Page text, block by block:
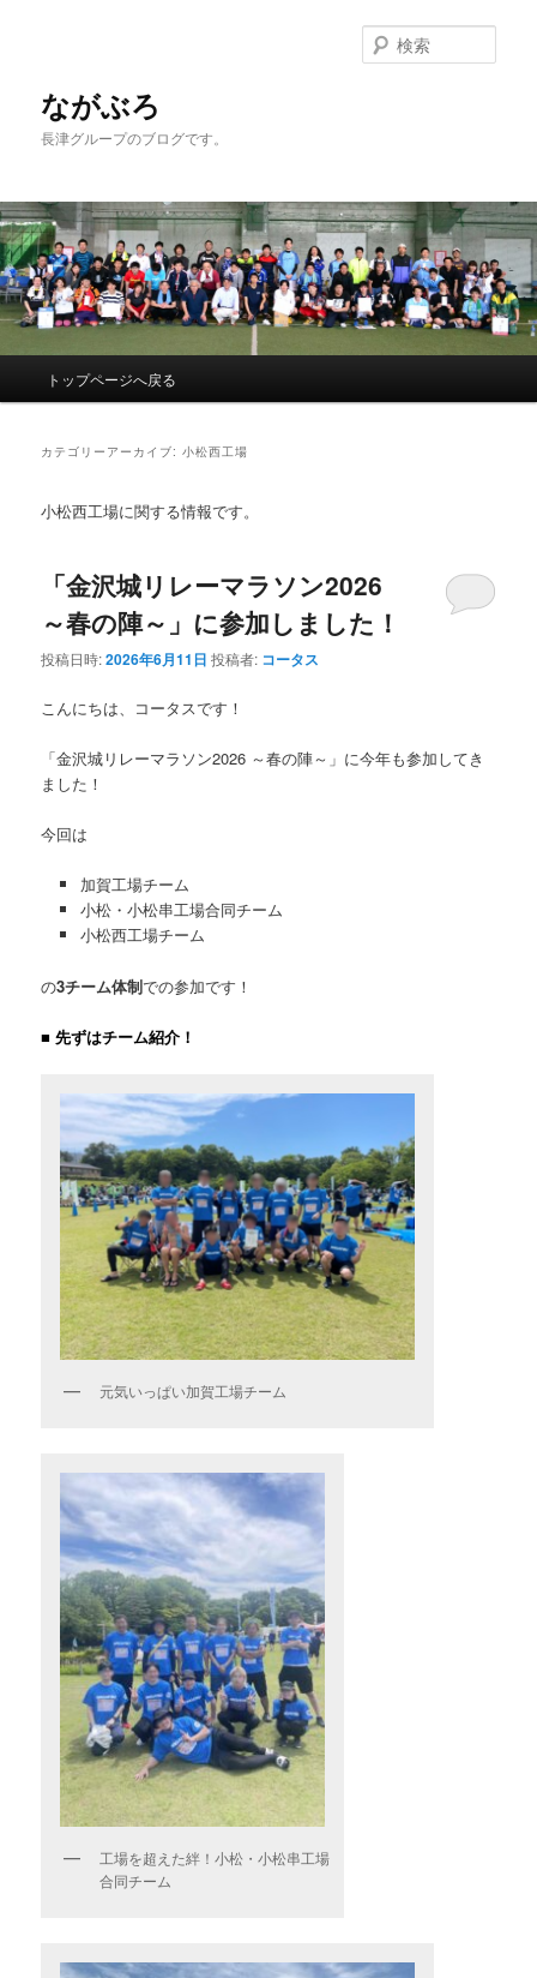
ながぶろ
長津グループのブログです。
索
メ
ン
テ
へ
移
サ
テ
ン
移
動
トップページへ戻る
カテゴリーアーカイブ:小松西工場
小松西工場に関する情報です。
「金沢城リレーマラソン2026
～春の陣～」に参加しました！
投稿日時:2026年6月11日 投稿者: コータス
こんにちは、コータスです！
「金沢城リレーマラソン2026 ～春の陣～」に今年も参加してき
ました！
今回は
加賀工場チーム
小松・小松串工場合同チーム
小松西工場チーム
の3チーム体制での参加です！
■ 先ずはチーム紹介！
元気いっぱい加賀工場チーム
工場を超えた絆！小松・小松串工場
合同チーム